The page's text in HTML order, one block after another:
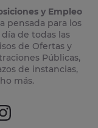
y Empleo
pensada para los
de todas las
de Ofertas y
Públicas,
de instancias,
más.